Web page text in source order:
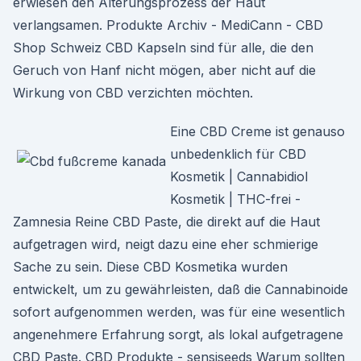
verlangsamen. Produkte Archiv - MediCann - CBD
Shop Schweiz CBD Kapseln sind für alle, die den
Geruch von Hanf nicht mögen, aber nicht auf die
Wirkung von CBD verzichten möchten.
Eine CBD Creme ist genauso
unbedenklich für CBD
Kosmetik | Cannabidiol
Kosmetik | THC-frei -
Zamnesia Reine CBD Paste, die direkt auf die Haut
aufgetragen wird, neigt dazu eine eher schmierige
Sache zu sein. Diese CBD Kosmetika wurden
entwickelt, um zu gewährleisten, daß die Cannabinoide
sofort aufgenommen werden, was für eine wesentlich
angenehmere Erfahrung sorgt, als lokal aufgetragene
CBD Paste. CBD Produkte - sensiseeds Warum sollten